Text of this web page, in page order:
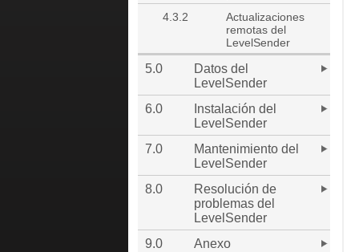
4.3.2
Actualizaciones
remotas del
LevelSender
5.0
Datos del
LevelSender
6.0
Instalación del
LevelSender
7.0
Mantenimiento del
LevelSender
8.0
Resolución de
problemas del
LevelSender
9.0
Anexo